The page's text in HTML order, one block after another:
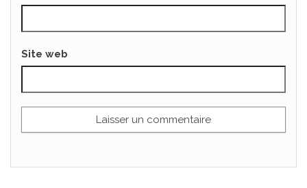
Site web